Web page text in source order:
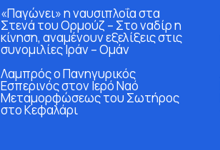
«Παγώνει» η ναυσιπλοΐα στα
Στενά του Ορμούζ – Στο ναδίρ η
κίνηση, αναμένουν εξελίξεις στις
συνομιλίες Ιράν – Ομάν
Λαμπρός ο Πανηγυρικός
Εσπερινός στον Ιερό Ναό
Μεταμορφώσεως του Σωτήρος
στο Κεφαλάρι